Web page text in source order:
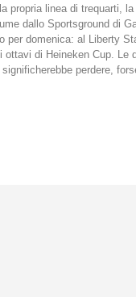
propria linea di trequarti,
dallo Sportsground di
domenica: al Liberty
di Heineken Cup. Le
perdere,